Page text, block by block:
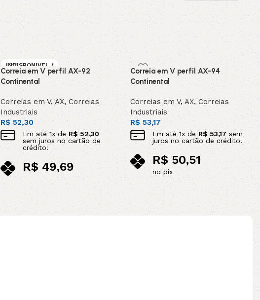
INDISPONIVEL /
SOB ENCOMEN
DA
Correia em V perfil AX-92
Continental
Correias em V,AX,Correias
Industriais
R$ 52,30
Em até1x de R$ 52,30
sem juros no cartão de
crédito!
R$49,69
no pix
Leia mais
Correia em V perfil AX-94
Continental
Correias em V,AX,Correias
Industriais
R$ 53,17
Em até1x deR$ 53,17sem
juros no cartão de crédito!
R$50,51
no pix
Adicionar ao carrinho